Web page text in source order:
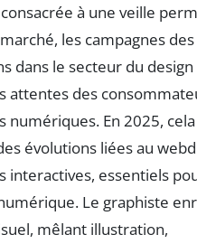
à une veille
les campagnes des
dans le secteur du design
attentes des
numériques. En 2025, cela
évolutions liées au
interactives, essentiels
Le graphiste
mêlant illustration,